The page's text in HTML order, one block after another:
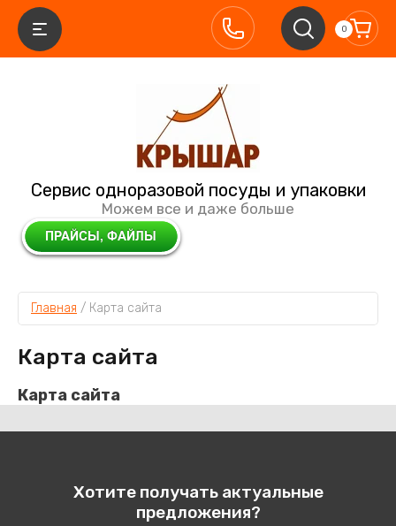
Сервис одноразовой посуды и упаковки
Можем все и даже больше
0
Главная / Карта сайта
Карта сайта
Карта сайта
Хотите получать актуальные
предложения?